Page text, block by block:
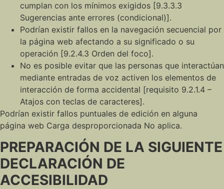
cumplan con los mínimos exigidos [9.3.3.3
Sugerencias ante errores (condicional)].
Podrían existir fallos en la navegación secuencial por
la página web afectando a su significado o su
operación [9.2.4.3 Orden del foco].
No es posible evitar que las personas que interactúan
mediante entradas de voz activen los elementos de
interacción de forma accidental [requisito 9.2.1.4 –
Atajos con teclas de caracteres].
Podrían existir fallos puntuales de edición en alguna
página web Carga desproporcionada No aplica.
PREPARACIÓN DE LA SIGUIENTE
DECLARACIÓN DE
ACCESIBILIDAD